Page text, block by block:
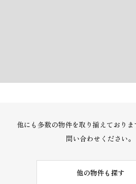
他にも多数の物件を取り揃えており
問い合わせください。
他の物件も探す